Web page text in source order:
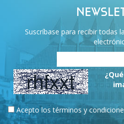
Suscríbase para recibir todas
Acepto los términos y